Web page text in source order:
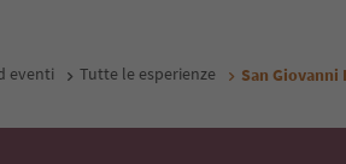
eventi Tutte le esperienze San Giovanni